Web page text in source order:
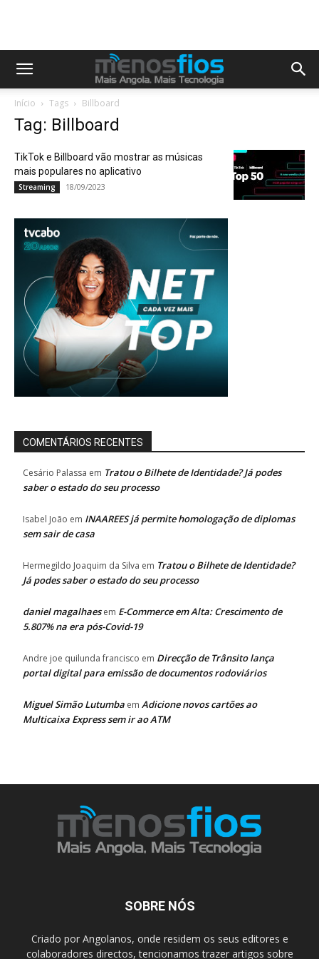
Início Tags Billboard
Tag: Billboard
TikTok e Billboard vão mostrar as músicas
mais populares no aplicativo
Streaming 18/09/2023
COMENTÁRIOS RECENTES
Cesário Palassa em Tratou o Bilhete de Identidade? Já podes
saber o estado do seu processo
Isabel João em INAAREES já permite homologação de diplomas
sem sair de casa
Hermegildo Joaquim da Silva em Tratou o Bilhete de Identidade?
Já podes saber o estado do seu processo
daniel magalhaesem E-Commerce em Alta: Crescimento de
5.807% na era pós-Covid-19
Andre joe quilunda francisco em Direcção de Trânsito lança
portal digital para emissão de documentos rodoviários
Miguel Simão Lutumba em Adicione novos cartões ao
Multicaixa Express sem ir ao ATM
SOBRE NÓS
Criado por Angolanos, onde residem os seus editores e
colaboradores directos, tencionamos trazer artigos sobre